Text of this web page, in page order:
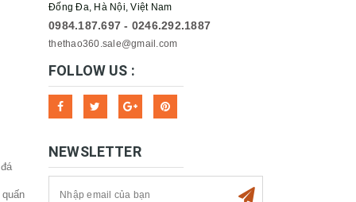
Đống Đa, Hà Nội, Việt Nam
0984.187.697 - 0246.292.1887
thethao360.sale@gmail.com
FOLLOW US :
NEWSLETTER